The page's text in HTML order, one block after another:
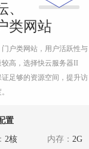
、
类网站
门户类网站，用户活跃性与
较高，选择快云服务器II
证足够的资源空间，提升访
置
2核 内存： 2G